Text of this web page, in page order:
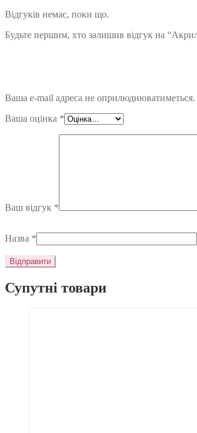
Відгуків немає, поки що.
Будьте першим, хто залишив відгук на
Ваша e-mail адреса не оприлюднюватиметься.
Ваша оцінка *
Ваш відгук *
Назва *
Супутні товари